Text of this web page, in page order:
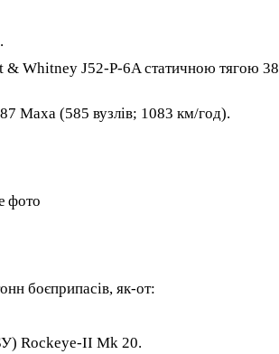
& Whitney J52-P-6A статичною тягою 38
Маха (585 вузлів; 1083 км/год).
фото
боєприпасів, як-от:
Rockeye-II Mk 20.